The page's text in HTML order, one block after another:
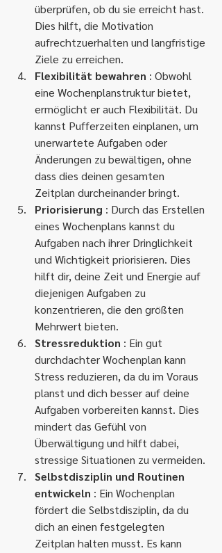
überprüfen, ob du sie erreicht hast.
Dies hilft, die Motivation
aufrechtzuerhalten und langfristige
Ziele zu erreichen.
Flexibilität bewahren : Obwohl
eine Wochenplanstruktur bietet,
ermöglicht er auch Flexibilität. Du
kannst Pufferzeiten einplanen, um
unerwartete Aufgaben oder
Änderungen zu bewältigen, ohne
dass dies deinen gesamten
Zeitplan durcheinander bringt.
Priorisierung : Durch das Erstellen
eines Wochenplans kannst du
Aufgaben nach ihrer Dringlichkeit
und Wichtigkeit priorisieren. Dies
hilft dir, deine Zeit und Energie auf
diejenigen Aufgaben zu
konzentrieren, die den größten
Mehrwert bieten.
Stressreduktion : Ein gut
durchdachter Wochenplan kann
Stress reduzieren, da du im Voraus
planst und dich besser auf deine
Aufgaben vorbereiten kannst. Dies
mindert das Gefühl von
Überwältigung und hilft dabei,
stressige Situationen zu vermeiden.
Selbstdisziplin und Routinen
entwickeln : Ein Wochenplan
fördert die Selbstdisziplin, da du
dich an einen festgelegten
Zeitplan halten musst. Es kann